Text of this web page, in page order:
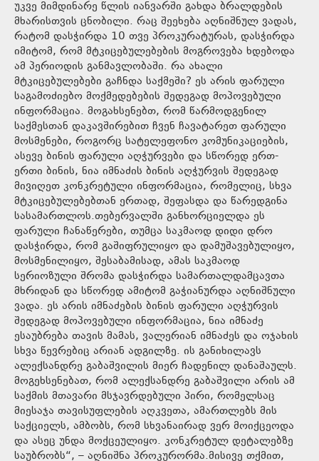
უკვე მიმდინარე წლის იანვარში გახდა ბრალდების
მხარისთვის ცნობილი. რაც შეეხება აღნიშნულ ვადას,
რატომ დასჭირდა 10 თვე პროკურატურას, დასჭირდა
იმიტომ, რომ მტკიცებულებების მოგროვება ხდებოდა
ამ პერიოდის განმავლობაში. რა ახალი
მტკიცებულებები გაჩნდა საქმეში? ეს არის ფარული
საგამოძიებო მოქმედებების შედეგად მოპოვებული
ინფორმაცია. მოგახსენებთ, რომ წარმოდგენილ
საქმესთან დაკავშირებით ჩვენ ჩავატარეთ ფარული
მოსმენები, როგორც სატელეფონო კომუნიკაციების,
ასევე ბინის ფარული აღჭურვები და სწორედ ერთ-
ერთი ბინის, ნია იმნაძის ბინის აღჭურვის შედეგად
მივიღეთ კონკრეტული ინფორმაცია, რომელიც, სხვა
მტკიცებულებებთან ერთად, შეფასდა და წარედგინა
სასამართლოს.თებერვალში განხორციელდა ეს
ფარული ჩანაწერები, თუმცა საკმაოდ დიდი დრო
დასჭირდა, რომ გაშიფრულიყო და დამუშავებულიყო,
მოსმენილიყო, შესაბამისად, ამას საკმაოდ
სერიოზული შრომა დასჭირდა სამართალდამცავთა
მხრიდან და სწორედ ამიტომ გაჭიანურდა აღნიშნული
ვადა. ეს არის იმნაძების ბინის ფარული აღჭურვის
შედეგად მოპოვებული ინფორმაცია, ნია იმნაძე
ესაუბრება თავის მამას, ვალერიან იმნაძეს და ოჯახის
სხვა წევრებიც არიან ადგილზე. ის განიხილავს
ალექსანდრე გაბაშვილის მიერ ჩადენილ დანაშაულს.
მოგეხსენებათ, რომ ალექსანდრე გაბაშვილი არის ამ
საქმის მთავარი მსჯავრდებული პირი, რომელსაც
მიესაჯა თავისუფლების აღკვეთა, ამართლებს მის
საქციელს, ამბობს, რომ სხვანაირად ვერ მოიქცეოდა
და ასეც უნდა მოქცეულიყო. კონკრეტულ დეტალებზე
საუბრობს“, – აღნიშნა პროკურორმა.მისივე თქმით,